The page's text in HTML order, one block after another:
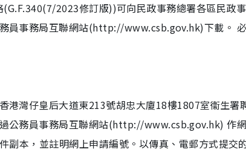
2023修訂版))可向民政事務總署各區民政
員事務局互聯網站(http://www.csb.gov.hk)下載。
港灣仔皇后大道東213號胡忠大廈18樓1807室衞生署
公務員事務局互聯網站(http://www.csb.gov.hk) 作
本，並註明網上申請編號。以傳真、電郵方式提交